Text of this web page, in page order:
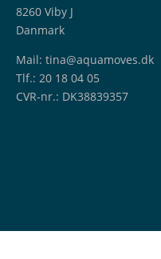
8260 Viby J
Danmark
Mail:tina@aquamoves.dk
Tlf.: 20 18 04 05
CVR-nr.: DK38839357